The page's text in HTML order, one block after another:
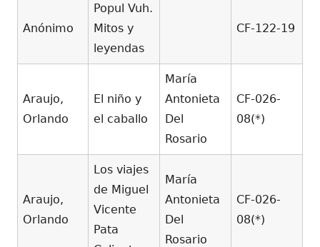
Anónimo
Popul Vuh.
Mitos y
leyendas
CF-122-19
Araujo,
Orlando
El niño y
el caballo
María
Antonieta
Del
Rosario
CF-026-
08(*)
Araujo,
Orlando
Los viajes
de Miguel
Vicente
Pata
María
Antonieta
Del
Rosario
CF-026-
08(*)